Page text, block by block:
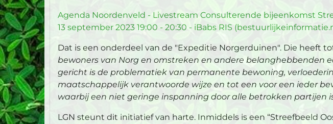
Agenda Noordenveld - Livestream Consulterende bijeenkomst
13 september 2023 19:00 - 20:30 - iBabs RIS
Dat is een onderdeel van de "Expeditie Norgerduinen". Die heeft
bewoners van Norg en omstreken en andere belanghebbenden
gericht is de problematiek van permanente bewoning,
maatschappelijk verantwoorde wijze en tot een voor een ieder
waarbij een niet geringe inspanning door alle betrokken partijen
LGN steunt dit initiatief van harte. Inmiddels is een “Streefbeeld